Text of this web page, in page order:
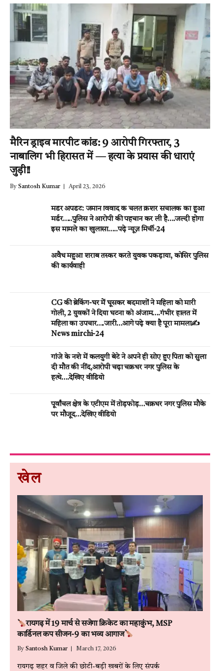
मैरिन ड्राइव मारपीट कांड: 9 आरोपी गिरफ्तार, 3
नाबालिग भी हिरासत में — हत्या के प्रयास की धाराएं
जुड़ी!!
By Santosh Kumar April 23, 2026
मर्डर अपडेट: जमीन विवाद के चलते क्रेशर संचालक का हुआ
मर्डर…..पुलिस ने आरोपी की पहचान कर ली है….जल्दी होगा
इस मामले का खुलासा…..पढ़े न्यूज़ मिर्ची-24
अवैध महुआ शराब तस्कर करते युवक पकड़ाया, कोसिर पुलिस
की कार्यवाही
CG की ब्रेकिंग-घर मेें घूसकर बदमाशों ने महिला को मारी
गोली, 2 युवकों ने दिया घटना को अंजाम….गंभीर हालत में
महिला का उपचार….जारी…आगे पढ़े क्या है पूरा मामला✍️
News mirchi-24
गांजे के नशे में कलयुगी बेटे ने अपने ही सोए हुए पिता को सुला
दी मौत की नींद,आरोपी चढ़ा चक्रधर नगर पुलिस के
हत्थे….देखिए वीडियो
पूर्वांचल क्षेत्र के एटीएम में तोड़फोड़…चक्रधर नगर पुलिस मौके
पर मौजूद…देखिए वीडियो
खेल
रायगढ़ में 19 मार्च से सजेगा क्रिकेट का महाकुंभ, MSP
कार्डिनल कप सीजन-9 का भव्य आगाज
By Santosh Kumar March 17, 2026
रायगढ़ शहर व जिले की छोटी-बड़ी खबरों के लिए संपर्क